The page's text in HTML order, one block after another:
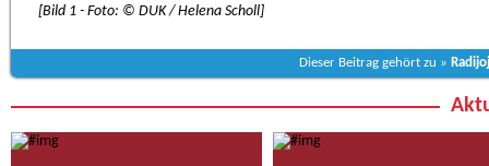
[Bild 1 - Foto: © DUK / Helena Scholl]
Dieser Beitrag gehört zu »